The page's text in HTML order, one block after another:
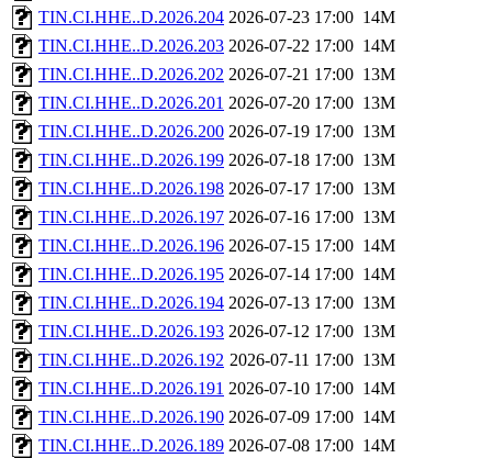
TIN.CI.HHE..D.2026.204 2026-07-23 17:00 14M
TIN.CI.HHE..D.2026.203 2026-07-22 17:00 14M
TIN.CI.HHE..D.2026.202 2026-07-21 17:00 13M
TIN.CI.HHE..D.2026.201 2026-07-20 17:00 13M
TIN.CI.HHE..D.2026.200 2026-07-19 17:00 13M
TIN.CI.HHE..D.2026.199 2026-07-18 17:00 13M
TIN.CI.HHE..D.2026.198 2026-07-17 17:00 13M
TIN.CI.HHE..D.2026.197 2026-07-16 17:00 13M
TIN.CI.HHE..D.2026.196 2026-07-15 17:00 14M
TIN.CI.HHE..D.2026.195 2026-07-14 17:00 14M
TIN.CI.HHE..D.2026.194 2026-07-13 17:00 13M
TIN.CI.HHE..D.2026.193 2026-07-12 17:00 13M
TIN.CI.HHE..D.2026.192 2026-07-11 17:00 13M
TIN.CI.HHE..D.2026.191 2026-07-10 17:00 14M
TIN.CI.HHE..D.2026.190 2026-07-09 17:00 14M
TIN.CI.HHE..D.2026.189 2026-07-08 17:00 14M